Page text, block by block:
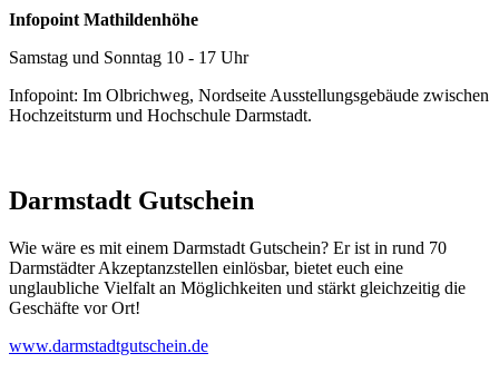
Infopoint Mathildenhöhe
Samstag und Sonntag 10 - 17 Uhr
Infopoint: Im Olbrichweg, Nordseite Ausstellungsgebäude zwischen
Hochzeitsturm und Hochschule Darmstadt.
Darmstadt Gutschein
Wie wäre es mit einem Darmstadt Gutschein? Er ist in rund 70
Darmstädter Akzeptanzstellen einlösbar, bietet euch eine
unglaubliche Vielfalt an Möglichkeiten und stärkt gleichzeitig die
Geschäfte vor Ort!
www.darmstadtgutschein.de